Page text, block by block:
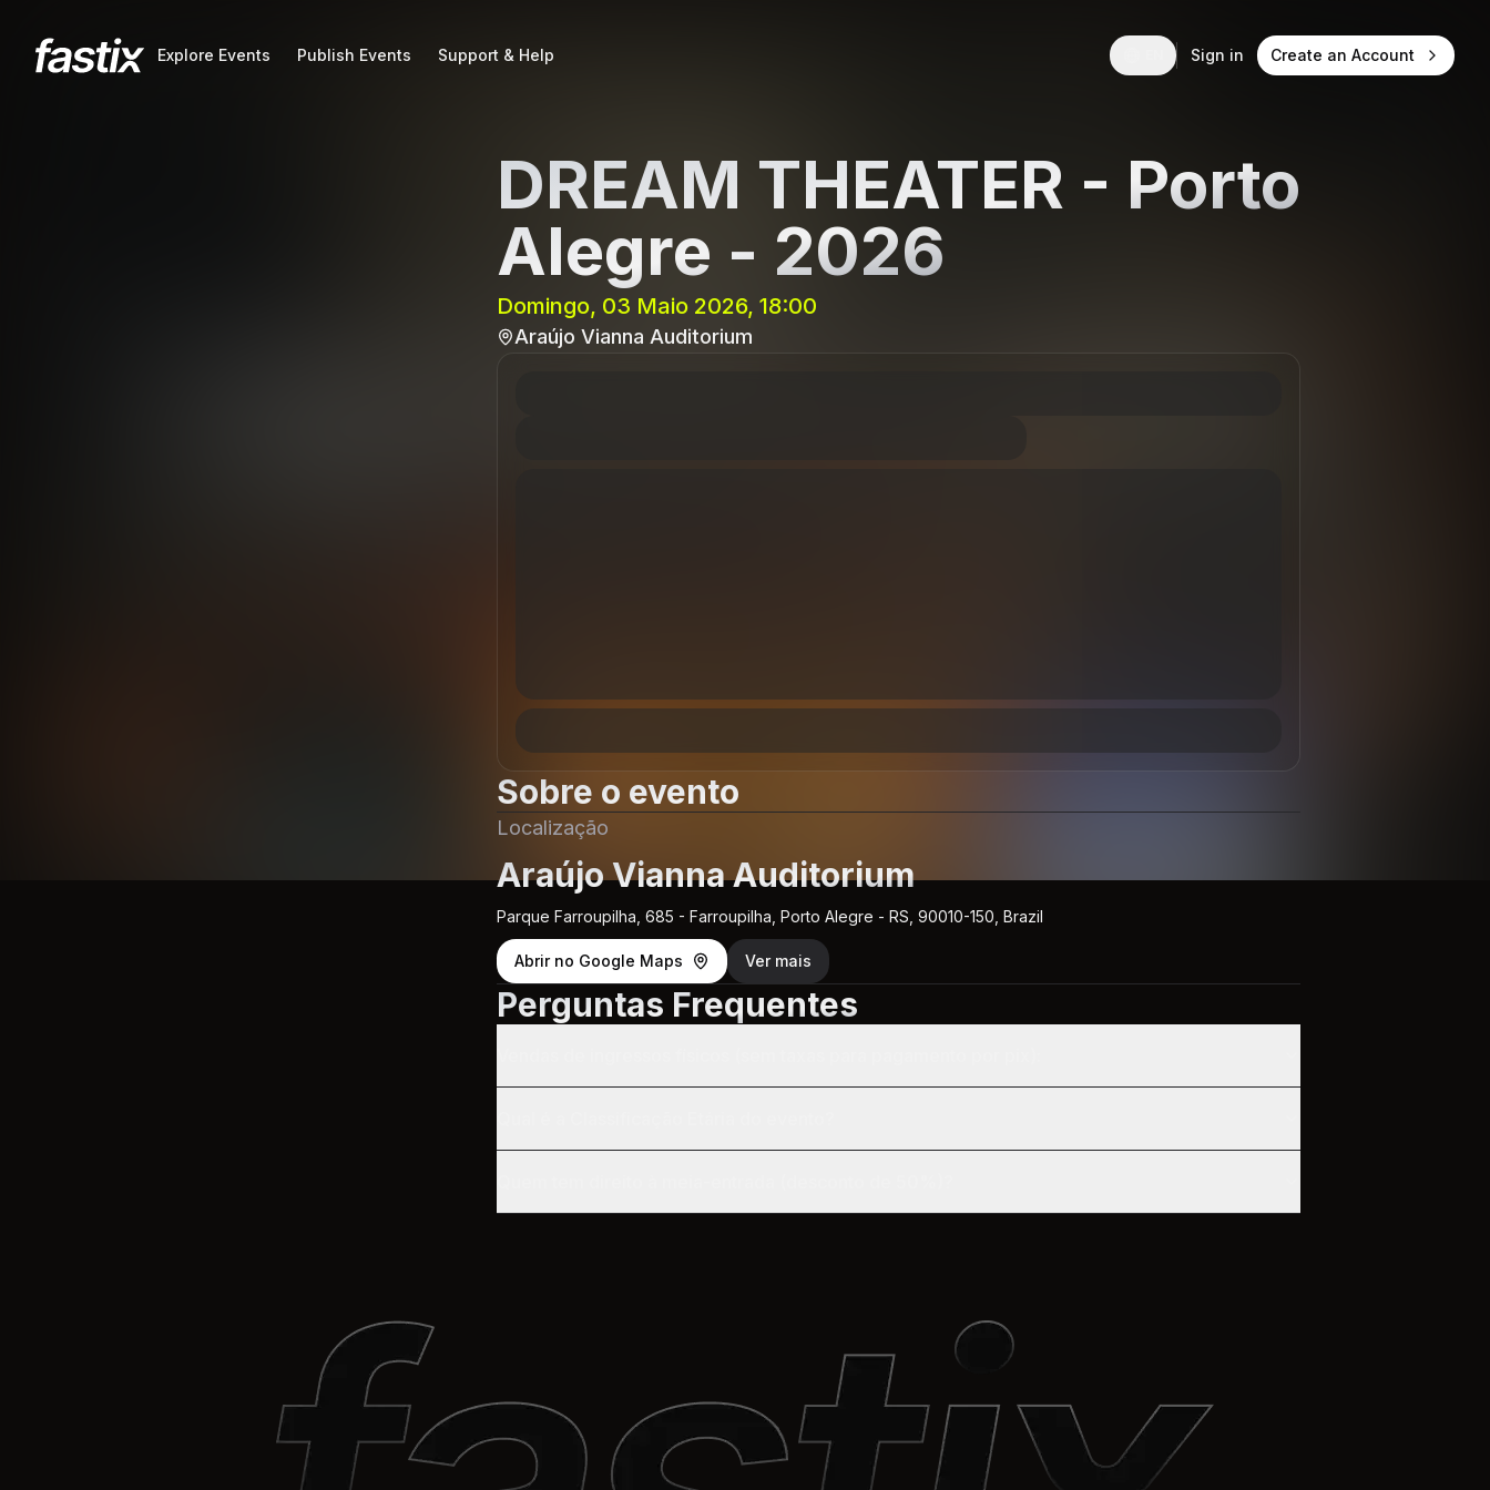
Explore Events Publish Events Support & Help Sign in Create an Account
DREAM THEATER - Porto
Alegre - 2026
Domingo, 03 Maio 2026, 18:00
Araújo Vianna Auditorium
Sobre o evento
Localização
Araújo Vianna Auditorium
Parque Farroupilha, 685 - Farroupilha, Porto Alegre - RS, 90010-150, Brazil
Abrir no Google Maps Ver mais
Perguntas Frequentes